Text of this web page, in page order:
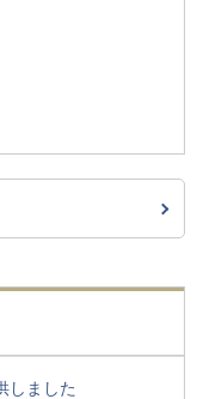
しました